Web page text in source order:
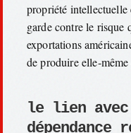
propriété intellectuelle
garde contre le risque
exportations
de produire elle-
le lien